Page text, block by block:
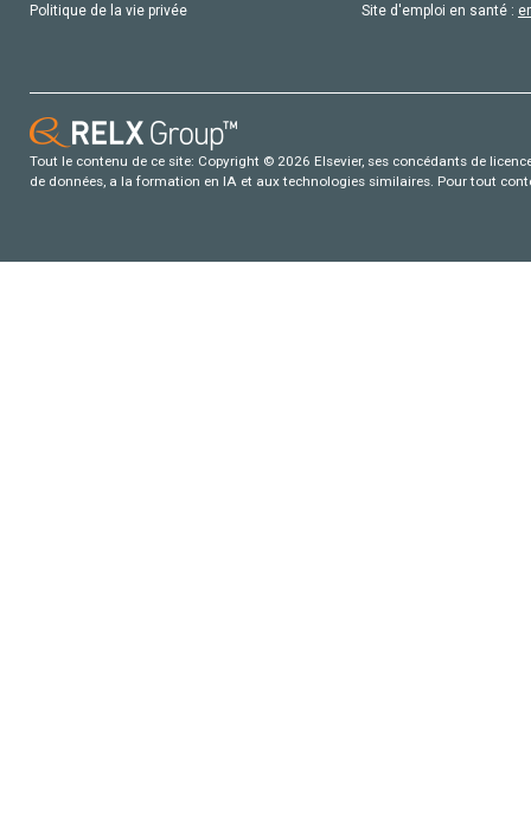
Politique de la vie privée
Site d'emploi en santé :
Tout le contenu de ce site: Copyright © 2026 Elsevier, ses concédants de
de données, a la formation en IA et aux technologies similaires. Pour tout